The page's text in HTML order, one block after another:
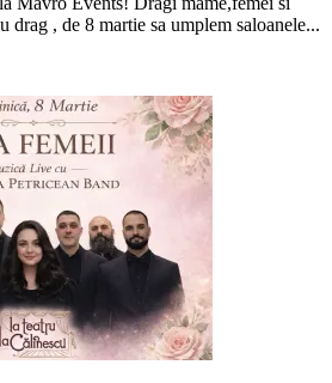
drag , de 8 martie sa umplem saloanele...